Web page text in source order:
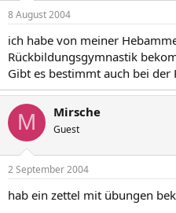
8 August 2004
ich habe von meiner
Rückbildungsgymnastik
Gibt es bestimmt auch bei der
M Mirsche
Guest
2 September 2004
hab ein zettel mit übungen